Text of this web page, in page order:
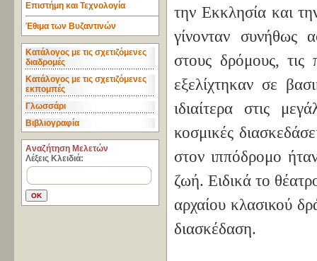
Επιστήμη και Τεχνολογία
Έθιμα των Βυζαντινών
Κατάλογος με τις σχετιζόμενες
διαδρομές
Κατάλογος με τις σχετιζόμενες
εκπομπές
Γλωσσάρι
Βιβλιογραφία
Aναζήτηση Μελετών
Λέξεις Κλειδιά:
την Εκκλησία και
γίνονταν συνήθως
στους δρόμους, τις
εξελίχτηκαν σε
ιδιαίτερα στις
κοσμικές
στον ιππόδρομο
ζωή. Ειδικά το
αρχαίου κλασικού
διασκέδαση.